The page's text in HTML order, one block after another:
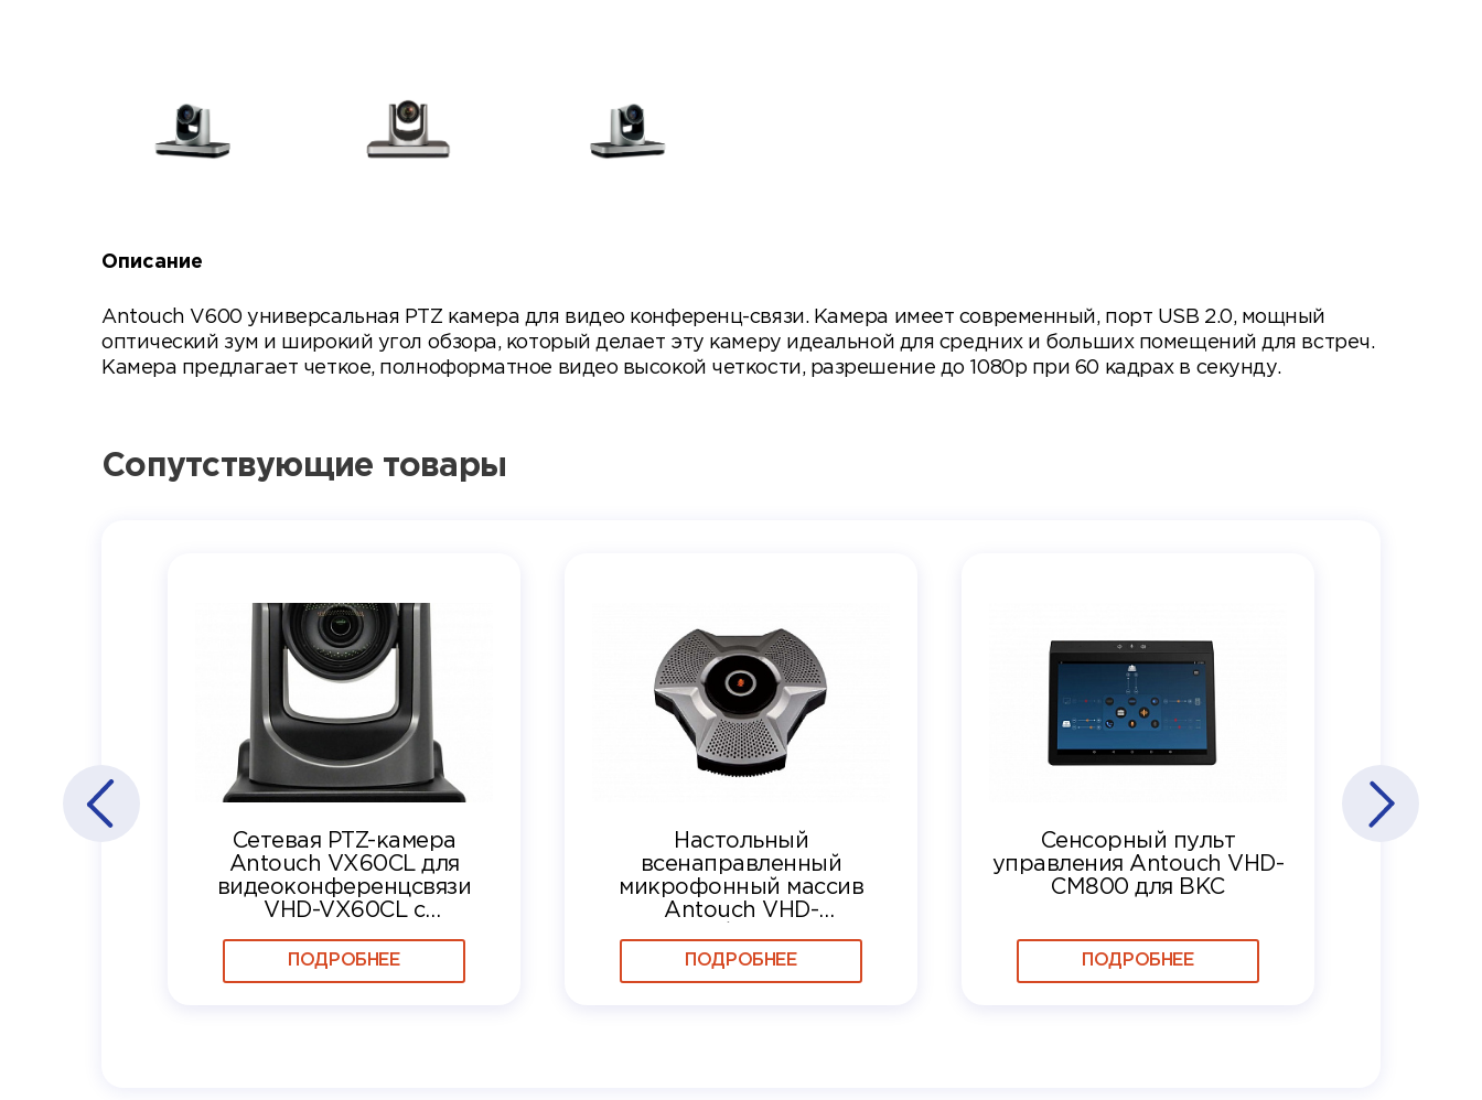
Описание
Antouch V600 универсальная PTZ камера для видео конференц-связи. Камера имеет современный, порт USB 2.0, мощный
оптический зум и широкий угол обзора, который делает эту камеру идеальной для средних и больших помещений для встреч.
Камера предлагает четкое, полноформатное видео высокой четкости, разрешение до 1080p при 60 кадрах в секунду.
Сопутствующие товары
Сетевая PTZ-камера
Antouch VX60CL для
видеоконференцсвязи
VHD-VX60CL с
кратным оптическим
зумом и поддержкой NDI
ПОДРОБНЕЕ
Настольный
всенаправленный
микрофонный массив
Antouch VHD-
автофокусом и эхо/
шумподавлением
ПОДРОБНЕЕ
Сенсорный пульт
управления Antouch VHD-
CM800 для ВКС
ПОДРОБНЕЕ